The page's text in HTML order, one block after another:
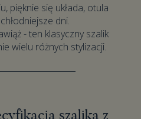
pięknie się układa, otula
dni.
- ten klasyczny szalik
wielu różnych stylizacji.
szalika z